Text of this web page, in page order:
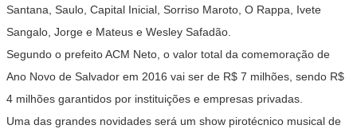
Santana, Saulo, Capital Inicial, Sorriso Maroto, O Rappa, Ivete
Sangalo, Jorge e Mateus e Wesley Safadão.
Segundo o prefeito ACM Neto, o valor total da comemoração de
Ano Novo de Salvador em 2016 vai ser de R$ 7 milhões, sendo R$
4 milhões garantidos por instituições e empresas privadas.
Uma das grandes novidades será um show pirotécnico musical de